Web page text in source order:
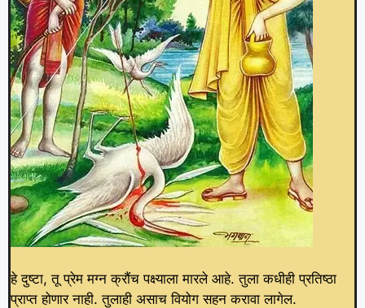
हे दुष्टा, तू प्रेम मग्न क्रौंच पक्ष्याला मारले आहे. तुला कधीही प्रतिष्ठा
प्राप्त होणार नाही. तुलाही असाच वियोग सहन करावा लागेल.